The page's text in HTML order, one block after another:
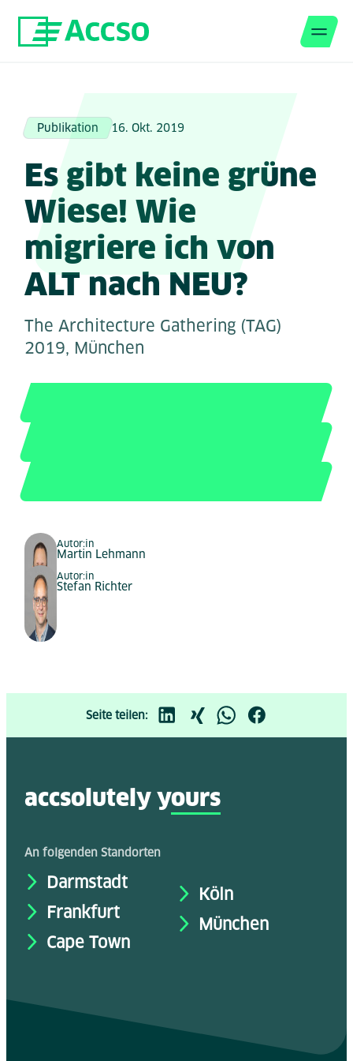
Publikation 16. Okt. 2019
Es gibt keine grüne
Wiese! Wie
migriere ich von
ALT nach NEU?
The Architecture Gathering (TAG)
2019, München
Autor:in
Martin Lehmann
Autor:in
Stefan Richter
Seite teilen:
accsolutely yours
An folgenden Standorten
Darmstadt
Frankfurt
Cape Town
Köln
München